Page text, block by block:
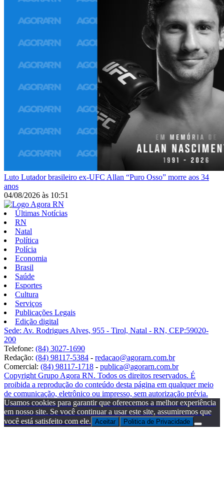
Luto Lutador brasileiro ex-UFC Allan “Puro Osso” morre aos 34
anos
04/08/2026 às 10:51
Últimas Notícias
RN
Natal
Política
Polícia
Economia
Brasil
Saúde
Esportes
Cultura
Serviços
Publicações Legais
Edição digital
Sede: Av. Rodrigues Alves, 955 - Tirol, Natal - RN, CEP:59020-
200
Telefone: (84) 3027-1690
Redação: (84) 98117-5384 - redacao@agorarn.com.br
Comercial: (84) 98117-1718 - publica@agorarn.com.br
Copyright Grupo Agora RN. Todos os direitos reservados. É
proibida a reprodução do conteúdo desta página em qualquer meio
de comunicação, eletrônico ou impresso, sem autorização prévia.
Usamos cookies para garantir que oferecemos a melhor experiência
em nosso site. Se você continuar a usar este site, assumiremos que
você está satisfeito com ele. Aceitar Politica de Privacidade